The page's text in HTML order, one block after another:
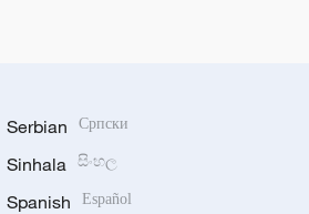
Serbian Српски
Sinhala සිංහල
Spanish Español